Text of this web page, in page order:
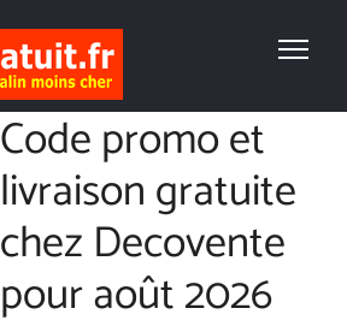
Code promo et
livraison gratuite
chez Decovente
pour août 2026